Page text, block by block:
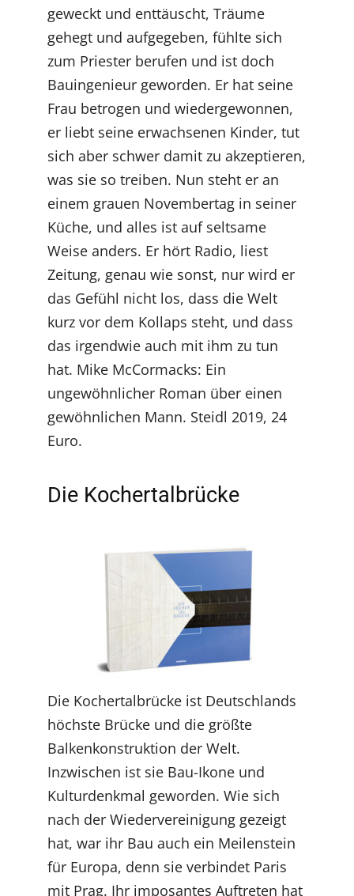
geweckt und enttäuscht, Träume
gehegt und aufgegeben, fühlte sich
zum Priester berufen und ist doch
Bauingenieur geworden. Er hat seine
Frau betrogen und wiedergewonnen,
er liebt seine erwachsenen Kinder, tut
sich aber schwer damit zu akzeptieren,
was sie so treiben. Nun steht er an
einem grauen Novembertag in seiner
Küche, und alles ist auf seltsame
Weise anders. Er hört Radio, liest
Zeitung, genau wie sonst, nur wird er
das Gefühl nicht los, dass die Welt
kurz vor dem Kollaps steht, und dass
das irgendwie auch mit ihm zu tun
hat. Mike McCormacks: Ein
ungewöhnlicher Roman über einen
gewöhnlichen Mann. Steidl 2019, 24
Euro.
Die Kochertalbrücke
Die Kochertalbrücke ist Deutschlands
höchste Brücke und die größte
Balkenkonstruktion der Welt.
Inzwischen ist sie Bau-Ikone und
Kulturdenkmal geworden. Wie sich
nach der Wiedervereinigung gezeigt
hat, war ihr Bau auch ein Meilenstein
für Europa, denn sie verbindet Paris
mit Prag. Ihr imposantes Auftreten hat